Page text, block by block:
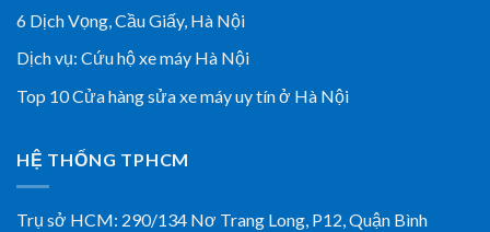
6 Dịch Vọng, Cầu Giấy, Hà Nội
Dịch vụ: Cứu hộ xe máy Hà Nội
Top 10 Cửa hàng sửa xe máy uy tín ở Hà Nội
HỆ THỐNG TPHCM
Trụ sở HCM: 290/134 Nơ Trang Long, P12, Quận Bình